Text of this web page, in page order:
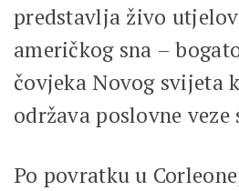
predstavlja živo
američkog sna –
čovjeka Novog svijeta
održava poslovne veze
Po povratku u